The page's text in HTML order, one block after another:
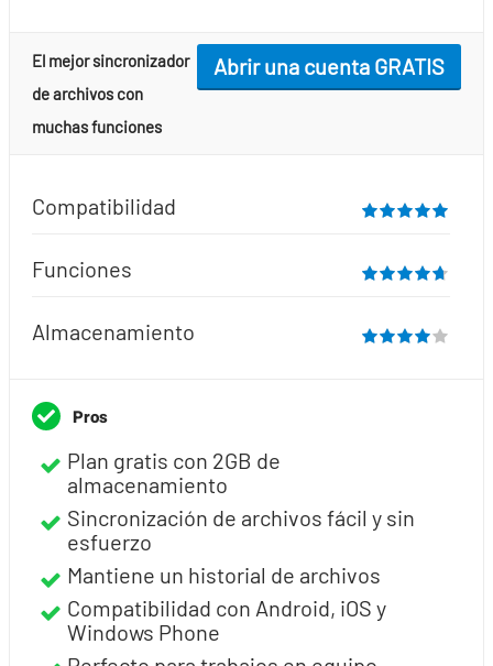
Abrir una cuenta GRATIS
El mejor sincronizador
de archivos con
muchas funciones
Compatibilidad
Funciones
Almacenamiento
Pros
Plan gratis con 2GB de
almacenamiento
Sincronización de archivos fácil y sin
esfuerzo
Mantiene un historial de archivos
Compatibilidad con Android, iOS y
Windows Phone